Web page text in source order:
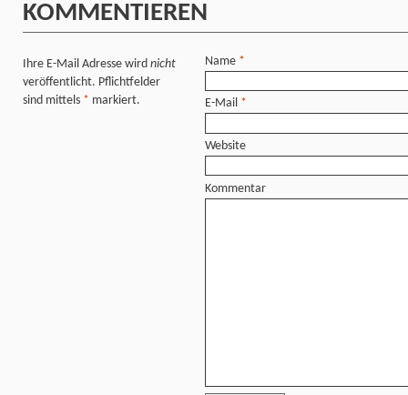
KOMMENTIEREN
Ihre E-Mail Adresse wird nicht
veröffentlicht. Pflichtfelder
sind mittels * markiert.
Name *
E-Mail *
Website
Kommentar